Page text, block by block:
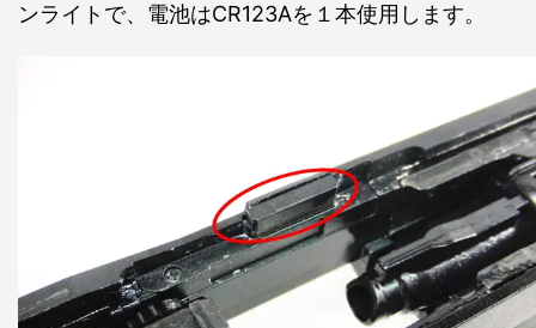
ンライトで、電池はCR123Aを１本使用します。